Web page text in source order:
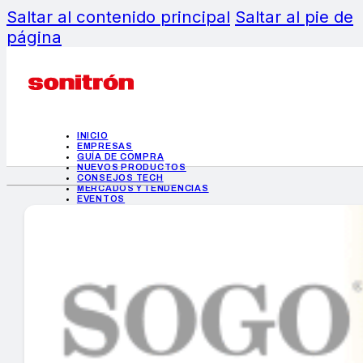
Saltar al contenido principal Saltar al pie de
página
INICIO
EMPRESAS
GUÍA DE COMPRA
NUEVOS PRODUCTOS
CONSEJOS TECH
MERCADOS Y TENDENCIAS
EVENTOS
INICIO
EMPRESAS